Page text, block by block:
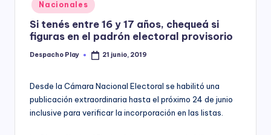
y
in
Nacionales
Si tenés entre 16 y 17 años, chequeá si
figuras en el padrón electoral provisorio
Posted
Despacho Play 21 junio, 2019
Desde la Cámara Nacional Electoral se habilitó una
publicación extraordinaria hasta el próximo 24 de junio
inclusive para verificar la incorporación en las listas.